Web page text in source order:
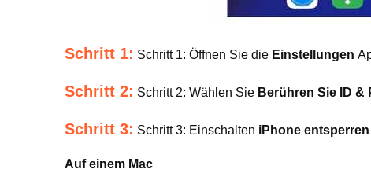
Schritt 1: Schritt 1: Öffnen Sie die Einstellungen
Schritt 2: Schritt 2: Wählen Sie Berühren Sie ID &
Schritt 3: Schritt 3: Einschalten iPhone entsperren
Auf einem Mac